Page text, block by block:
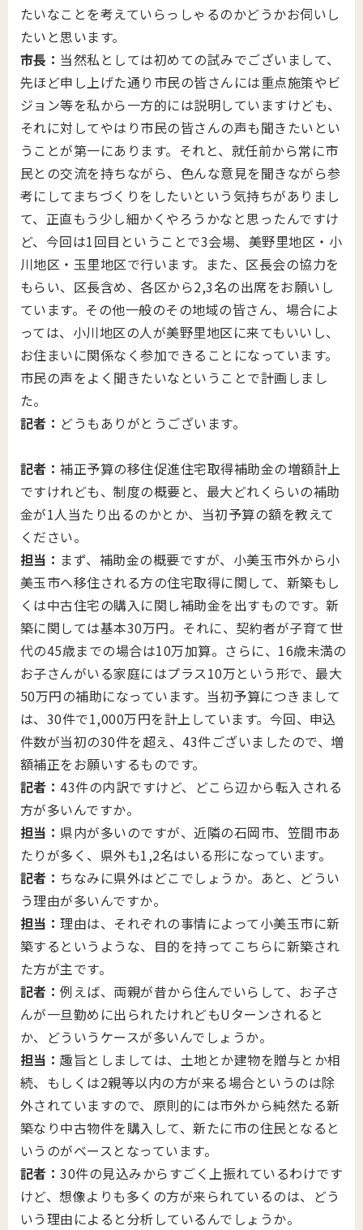
たいなことを考えていらっしゃるのかどうかお伺いし
たいと思います。
市長： 当然私としては初めての試みでございまして、
先ほど申し上げた通り市民の皆さんには重点施策やビ
ジョン等を私から一方的には説明していますけども、
それに対してやはり市民の皆さんの声も聞きたいとい
うことが第一にあります。それと、就任前から常に市
民との交流を持ちながら、色んな意見を聞きながら参
考にしてまちづくりをしたいという気持ちがありまし
て、正直もう少し細かくやろうかなと思ったんですけ
ど、今回は1回目ということで3会場、美野里地区・小
川地区・玉里地区で行います。また、区長会の協力を
もらい、区長含め、各区から2,3名の出席をお願いし
ています。その他一般のその地域の皆さん、場合によ
っては、小川地区の人が美野里地区に来てもいいし、
お住まいに関係なく参加できることになっています。
市民の声をよく聞きたいなということで計画しまし
た。
記者： どうもありがとうございます。
記者：補正予算の移住促進住宅取得補助金の増額計上
ですけれども、制度の概要と、最大どれくらいの補助
金が1人当たり出るのかとか、当初予算の額を教えて
ください。
担当： まず、補助金の概要ですが、小美玉市外から小
美玉市へ移住される方の住宅取得に関して、新築もし
くは中古住宅の購入に関し補助金を出すものです。新
築に関しては基本30万円。それに、契約者が子育て世
代の45歳までの場合は10万加算。さらに、16歳未満の
お子さんがいる家庭にはプラス10万という形で、最大
50万円の補助になっています。当初予算につきまして
は、30件で1,000万円を計上しています。今回、申込
件数が当初の30件を超え、43件ございましたので、増
額補正をお願いするものです。
記者：43件の内訳ですけど、どこら辺から転入される
方が多いんですか。
担当： 県内が多いのですが、近隣の石岡市、笠間市あ
たりが多く、県外も1,2名はいる形になっています。
記者： ちなみに県外はどこでしょうか。あと、どうい
う理由が多いんですか。
担当：理由は、それぞれの事情によって小美玉市に新
築するというような、目的を持ってこちらに新築され
た方が主です。
記者：例えば、両親が昔から住んでいらして、お子さ
んが一旦勤めに出られたけれどもUターンされると
か、どういうケースが多いんでしょうか。
担当：趣旨としましては、土地とか建物を贈与とか相
続、もしくは2親等以内の方が来る場合というのは除
外されていますので、原則的には市外から純然たる新
築なり中古物件を購入して、新たに市の住民となると
いうのがベースとなっています。
記者：30件の見込みからすごく上振れているわけです
けど、想像よりも多くの方が来られているのは、どう
いう理由によると分析しているんでしょうか。